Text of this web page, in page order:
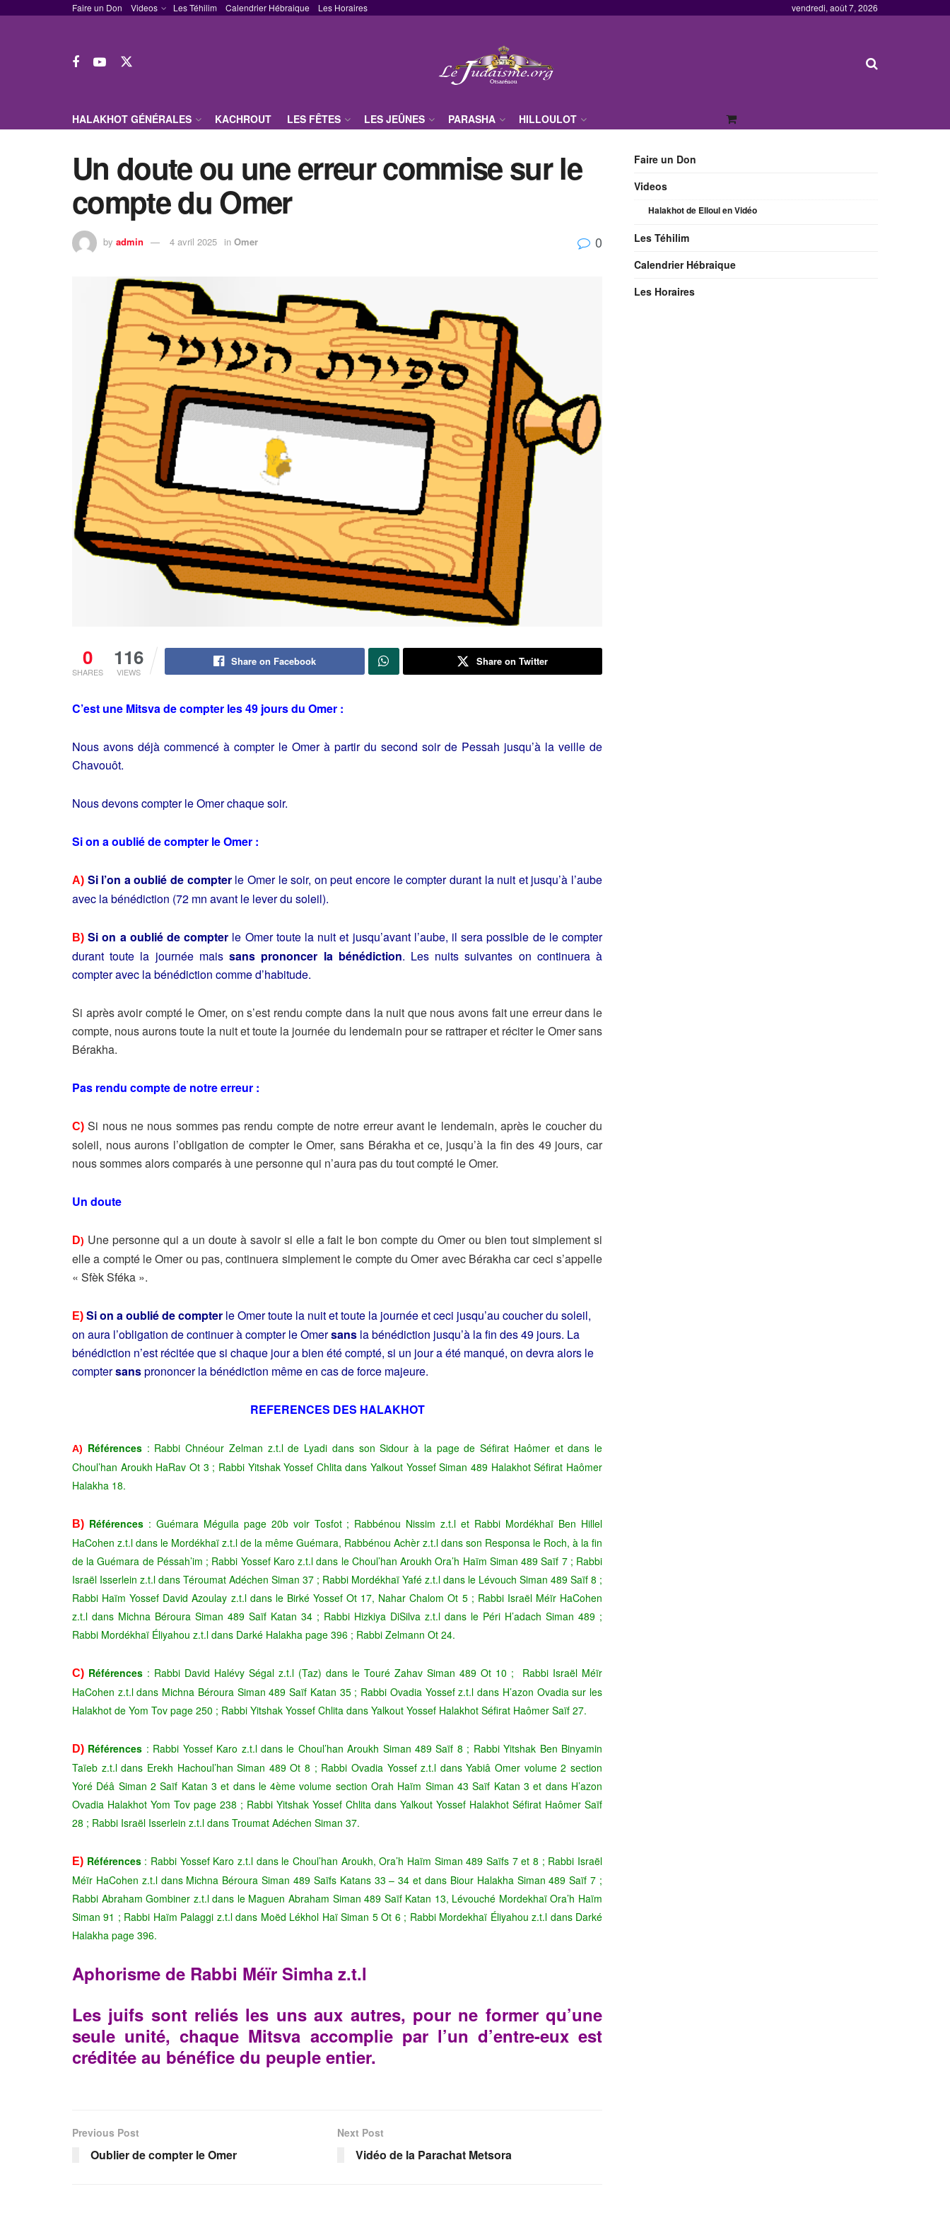
Faire un Don Videos Les Téhilim Calendrier Hébraique Les Horaires vendredi, août 7, 2026
HALAKHOT GÉNÉRALES KACHROUT LES FÊTES LES JEÛNES PARASHA HILLOULOT
Un doute ou une erreur commise sur le
compte du Omer
by admin 4 avril 2025 in Omer 0
0
SHARES
116
VIEWS
Share on Facebook Share on Twitter
C’est une Mitsva de compter les 49 jours du Omer :
Nous avons déjà commencé à compter le Omer à partir du second soir de Pessah jusqu’à la veille de
Chavouôt.
Nous devons compter le Omer chaque soir.
Si on a oublié de compter le Omer :
A) Si l’on a oublié de compterle Omer le soir, on peut encore le compter durant la nuit et jusqu’à l’aube
avec la bénédiction (72 mn avant le lever du soleil).
B)Si on a oublié de compter le Omer toute la nuit et jusqu’avant l’aube, il sera possible de le compter
durant toute la journée maissans prononcer la bénédiction. Les nuits suivantes on continuera à
compter avec la bénédiction comme d’habitude.
Si après avoir compté le Omer, on s’est rendu compte dans la nuit que nous avons fait une erreur dans le
compte, nous aurons toute la nuit et toute la journée du lendemain pour se rattraper et réciter le Omer sans
Bérakha.
Pas rendu compte de notre erreur :
C)Si nous ne nous sommes pas rendu compte de notre erreur avant le lendemain, après le coucher du
soleil, nous aurons l’obligation de compter le Omer, sans Bérakha et ce, jusqu’à la fin des 49 jours, car
nous sommes alors comparés à une personne qui n’aura pas du tout compté le Omer.
Un doute
D) Une personne qui a un doute à savoir si elle a fait le bon compte du Omer ou bien tout simplement si
elle a compté le Omer ou pas, continuera simplement le compte du Omer avec Bérakha car ceci s’appelle
« Sfèk Sféka ».
E) Si on a oublié de compter le Omer toute la nuit et toute la journée et ceci jusqu’au coucher du soleil,
on aura l’obligation de continuer à compter le Omersans la bénédiction jusqu’à la fin des 49 jours. La
bénédiction n’est récitée que si chaque jour a bien été compté, si un jour a été manqué, on devra alors le
comptersansprononcer la bénédiction même en cas de force majeure.
REFERENCES DES HALAKHOT
A) Références: Rabbi Chnéour Zelman z.t.l de Lyadi dans son Sidour à la page de Séfirat Haômer et dans le
Choul’han Aroukh HaRav Ot 3 ; Rabbi Yitshak Yossef Chlita dans Yalkout Yossef Siman 489 Halakhot Séfirat Haômer
Halakha 18.
B) Références: Guémara Méguila page 20b voir Tosfot ; Rabbénou Nissim z.t.l et Rabbi Mordékhaï Ben Hillel
HaCohen z.t.l dans le Mordékhaï z.t.l de la même Guémara, Rabbénou Achèr z.t.l dans son Responsa le Roch, à la fin
de la Guémara de Péssah’im ; Rabbi Yossef Karo z.t.l dans le Choul’han Aroukh Ora’h Haïm Siman 489 Saïf 7 ; Rabbi
Israël Isserlein z.t.l dans Téroumat Adéchen Siman 37 ; Rabbi Mordékhaï Yafé z.t.l dans le Lévouch Siman 489 Saïf 8 ;
Rabbi Haïm Yossef David Azoulay z.t.l dans le Birké Yossef Ot 17, Nahar Chalom Ot 5 ; Rabbi Israël Méïr HaCohen
z.t.l dans Michna Béroura Siman 489 Saïf Katan 34 ; Rabbi Hizkiya DiSilva z.t.l dans le Péri H’adach Siman 489 ;
Rabbi Mordékhaï Éliyahou z.t.l dans Darké Halakha page 396 ; Rabbi Zelmann Ot 24.
C) Références : Rabbi David Halévy Ségal z.t.l (Taz) dans le Touré Zahav Siman 489 Ot 10 ; Rabbi Israël Méïr
HaCohen z.t.l dans Michna Béroura Siman 489 Saïf Katan 35 ; Rabbi Ovadia Yossef z.t.l dans H’azon Ovadia sur les
Halakhot de Yom Tov page 250 ; Rabbi Yitshak Yossef Chlita dans Yalkout Yossef Halakhot Séfirat Haômer Saïf 27.
D) Références : Rabbi Yossef Karo z.t.l dans le Choul’han Aroukh Siman 489 Saïf 8 ; Rabbi Yitshak Ben Binyamin
Taïeb z.t.l dans Erekh Hachoul’han Siman 489 Ot 8 ; Rabbi Ovadia Yossef z.t.l dans Yabiâ Omer volume 2 section
Yoré Déâ Siman 2 Saïf Katan 3 et dans le 4ème volume section Orah Haïm Siman 43 Saïf Katan 3 et dans H’azon
Ovadia Halakhot Yom Tov page 238 ; Rabbi Yitshak Yossef Chlita dans Yalkout Yossef Halakhot Séfirat Haômer Saïf
28 ; Rabbi Israël Isserlein z.t.l dans Troumat Adéchen Siman 37.
E) Références: Rabbi Yossef Karo z.t.l dans le Choul’han Aroukh, Ora’h Haïm Siman 489 Saïfs 7 et 8 ; Rabbi Israël
Méïr HaCohen z.t.l dans Michna Béroura Siman 489 Saïfs Katans 33 – 34 et dans Biour Halakha Siman 489 Saïf 7 ;
Rabbi Abraham Gombiner z.t.l dans le Maguen Abraham Siman 489 Saïf Katan 13, Lévouché Mordekhaï Ora’h Haïm
Siman 91 ; Rabbi Haïm Palaggi z.t.l dans Moëd Lékhol Haï Siman 5 Ot 6 ; Rabbi Mordekhaï Éliyahou z.t.l dans Darké
Halakha page 396.
Aphorisme de Rabbi Méïr Simha z.t.l
Les juifs sont reliés les uns aux autres, pour ne former qu’une
seule unité, chaque Mitsva accomplie par l’un d’entre-eux est
créditée au bénéfice du peuple entier.
Previous Post
Oublier de compter le Omer
Next Post
Vidéo de la Parachat Metsora
Faire un Don
Videos
Halakhot de Elloul en Vidéo
Les Téhilim
Calendrier Hébraique
Les Horaires